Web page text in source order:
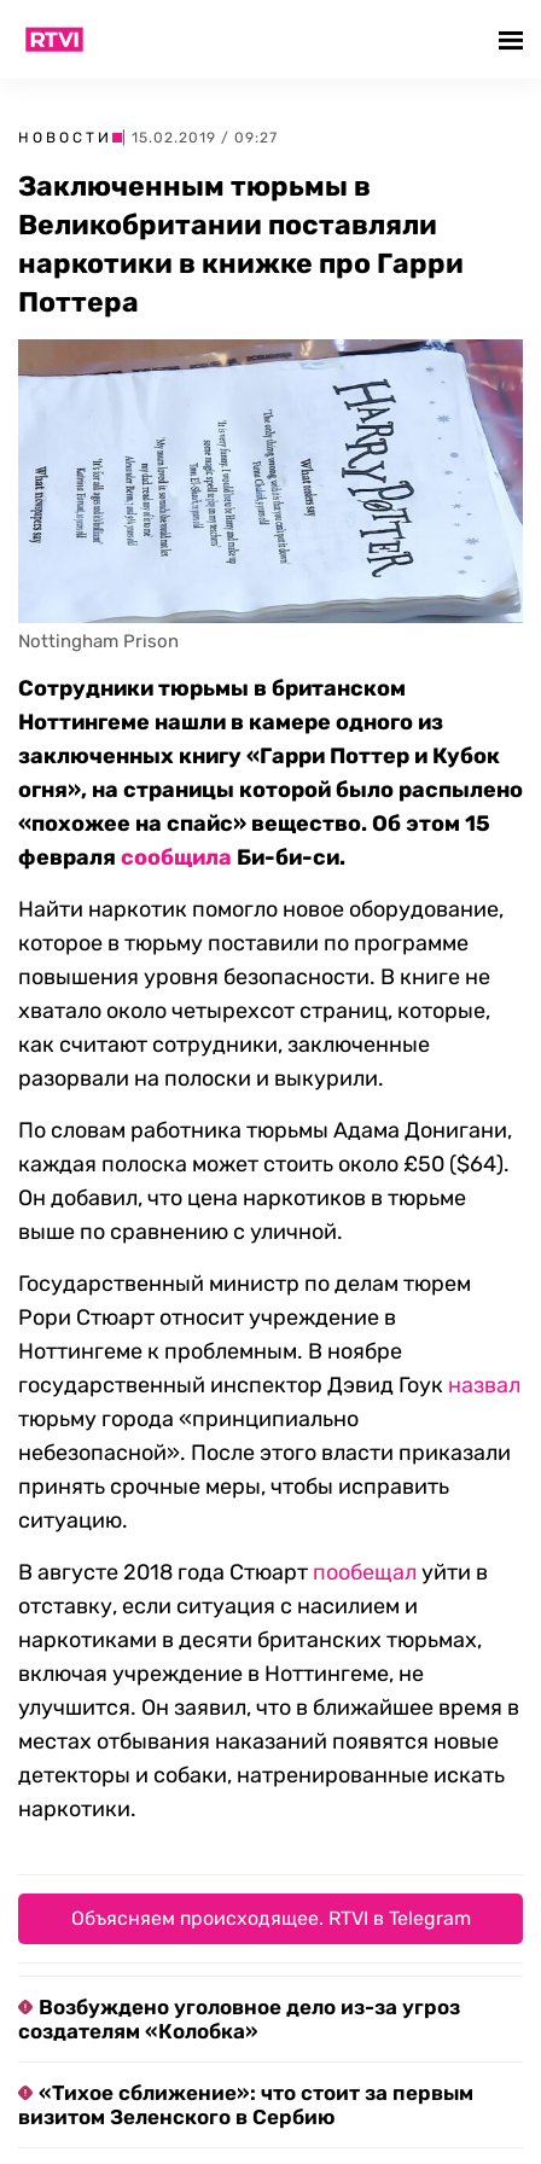
НОВОСТИ | 15.02.2019 / 09:27
Заключенным тюрьмы в
Великобритании поставляли
наркотики в книжке про Гарри
Поттера
Nottingham Prison
Сотрудники тюрьмы в британском
Ноттингеме нашли в камере одного из
заключенных книгу «Гарри Поттер и Кубок
огня», на страницы которой было распылено
«похожее на спайс» вещество. Об этом 15
февраля сообщила Би-би-си.
Найти наркотик помогло новое оборудование,
которое в тюрьму поставили по программе
повышения уровня безопасности. В книге не
хватало около четырехсот страниц, которые,
как считают сотрудники, заключенные
разорвали на полоски и выкурили.
По словам работника тюрьмы Адама Донигани,
каждая полоска может стоить около £50 ($64).
Он добавил, что цена наркотиков в тюрьме
выше по сравнению с уличной.
Государственный министр по делам тюрем
Рори Стюарт относит учреждение в
Ноттингеме к проблемным. В ноябре
государственный инспектор Дэвид Гоук назвал
тюрьму города «принципиально
небезопасной». После этого власти приказали
принять срочные меры, чтобы исправить
ситуацию.
В августе 2018 года Стюарт пообещал уйти в
отставку, если ситуация с насилием и
наркотиками в десяти британских тюрьмах,
включая учреждение в Ноттингеме, не
улучшится. Он заявил, что в ближайшее время в
местах отбывания наказаний появятся новые
детекторы и собаки, натренированные искать
наркотики.
Объясняем происходящее. RTVI в Telegram
Возбуждено уголовное дело из-за угроз
создателям «Колобка»
«Тихое сближение»: что стоит за первым
визитом Зеленского в Сербию